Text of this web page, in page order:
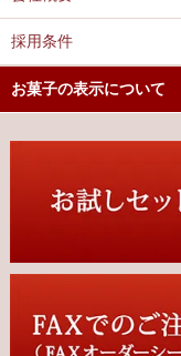
採用条件
お菓子の表示について